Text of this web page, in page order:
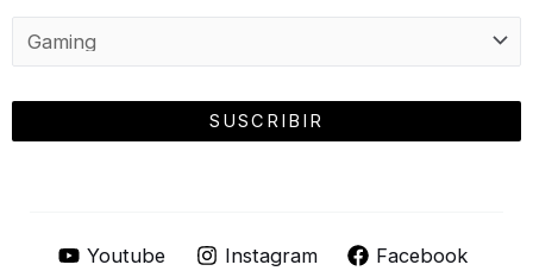
Youtube Instagram
Facebook